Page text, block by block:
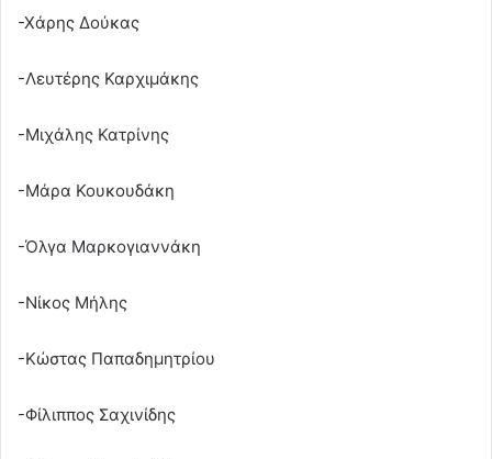
-Χάρης Δούκας
-Λευτέρης Καρχιμάκης
-Μιχάλης Κατρίνης
-Μάρα Κουκουδάκη
-Όλγα Μαρκογιαννάκη
-Νίκος Μήλης
-Κώστας Παπαδημητρίου
-Φίλιππος Σαχινίδης